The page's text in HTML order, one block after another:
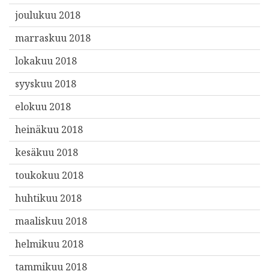
joulukuu 2018
marraskuu 2018
lokakuu 2018
syyskuu 2018
elokuu 2018
heinäkuu 2018
kesäkuu 2018
toukokuu 2018
huhtikuu 2018
maaliskuu 2018
helmikuu 2018
tammikuu 2018